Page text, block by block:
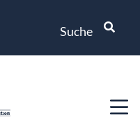
Suche